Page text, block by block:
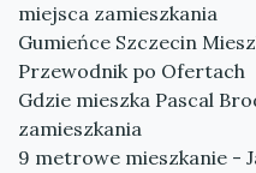
miejsca zamieszkania
Gumieńce Szczecin
Przewodnik po Ofertach
Gdzie mieszka Pascal
zamieszkania
9 metrowe mieszkanie -